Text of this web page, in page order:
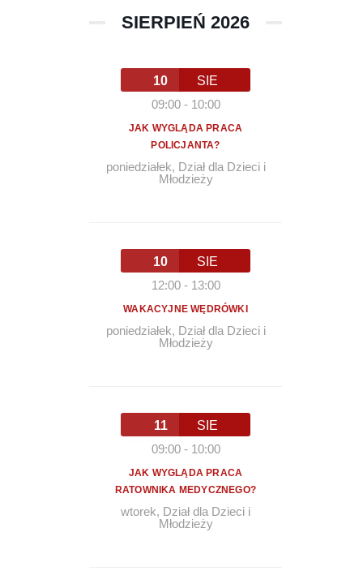
SIERPIEŃ 2026
10
SIE
09:00- 10:00
JAK WYGLĄDA PRACA
POLICJANTA?
poniedziałek, Dział dla Dzieci i
Młodzieży
10
SIE
12:00- 13:00
WAKACYJNE WĘDRÓWKI
poniedziałek, Dział dla Dzieci i
Młodzieży
11
SIE
09:00- 10:00
JAK WYGLĄDA PRACA
RATOWNIKA MEDYCZNEGO?
wtorek, Dział dla Dzieci i
Młodzieży